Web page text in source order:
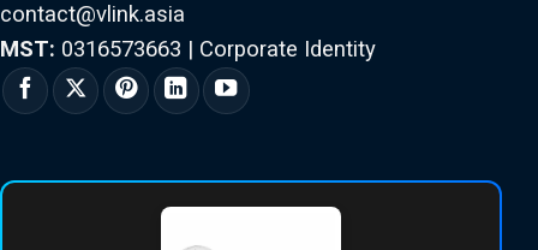
contact@vlink.asia
MST: 0316573663 | Corporate Identity